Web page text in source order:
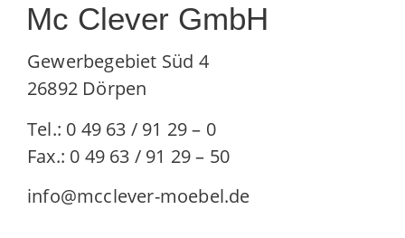
Mc Clever GmbH
Gewerbegebiet Süd 4
26892 Dörpen
Tel.: 0 49 63 / 91 29 – 0
Fax.: 0 49 63 / 91 29 – 50
info@mcclever-moebel.de